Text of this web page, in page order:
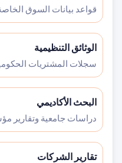
قواعد بيانات السوق
الوثائق التنظيمية
سجلات المشتريات
البحث الأكاديمي
دراسات جامعية
تقارير الشركات